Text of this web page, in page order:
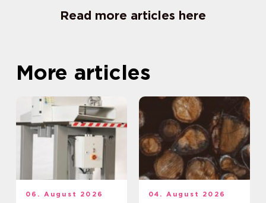
Read more articles here
More articles
06. August 2026 04. August 2026